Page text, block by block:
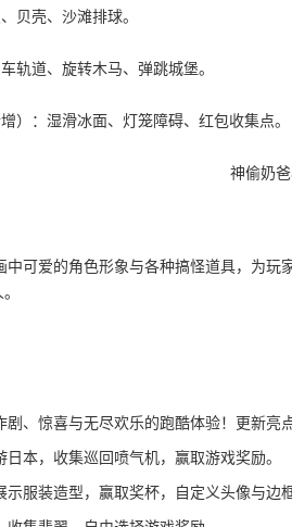
贝壳、沙滩排球。
轨道、旋转木马、弹跳城堡。
）：湿滑冰面、灯笼障碍、红包收集点。
中可爱的角色形象与各种搞怪道具，为
、惊喜与无尽欢乐的跑酷体验！更新亮点
本，收集巡回喷气机，赢取游戏奖励。
服装造型，赢取奖杯，自定义头像与边框